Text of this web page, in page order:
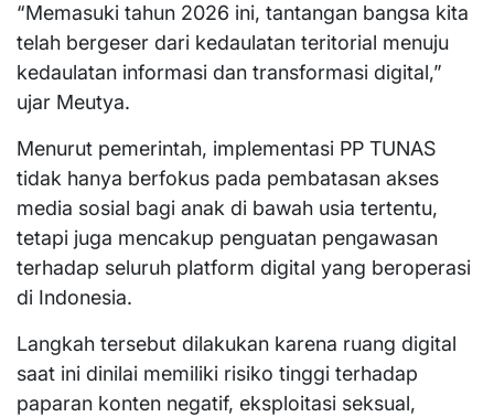
“Memasuki tahun 2026 ini, tantangan bangsa kita
telah bergeser dari kedaulatan teritorial menuju
kedaulatan informasi dan transformasi digital,”
ujar Meutya.
Menurut pemerintah, implementasi PP TUNAS
tidak hanya berfokus pada pembatasan akses
media sosial bagi anak di bawah usia tertentu,
tetapi juga mencakup penguatan pengawasan
terhadap seluruh platform digital yang beroperasi
di Indonesia.
Langkah tersebut dilakukan karena ruang digital
saat ini dinilai memiliki risiko tinggi terhadap
paparan konten negatif, eksploitasi seksual,